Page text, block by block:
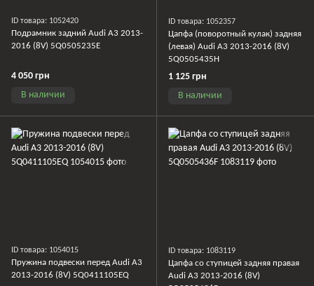
ID товара: 1052420
Подрамник задний Audi A3 2013-
2016 (8V) 5Q0505235E
4 050 грн
В наличии
ID товара: 1052357
Цапфа (поворотный кулак) задняя
(левая) Audi A3 2013-2016 (8V)
5Q0505435H
1 125 грн
В наличии
ID товара: 1054015
Пружина подвески перед Audi A3
2013-2016 (8V) 5Q0411105EQ
ID товара: 1083119
Цапфа со ступицей задняя правая
Audi A3 2013-2016 (8V)